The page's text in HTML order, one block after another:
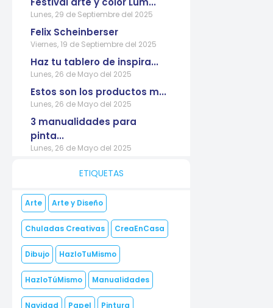
Lunes, 29 de Septiembre del 2025
Felix Scheinberser
Viernes, 19 de Septiembre del 2025
Haz tu tablero de inspira...
Lunes, 26 de Mayo del 2025
Estos son los productos m...
Lunes, 26 de Mayo del 2025
3 manualidades para
pinta...
Lunes, 26 de Mayo del 2025
ETIQUETAS
Arte Arte y Diseño
Chuladas Creativas CreaEnCasa
Dibujo HazloTuMismo
HazloTúMismo Manualidades
Navidad Papel Pintura